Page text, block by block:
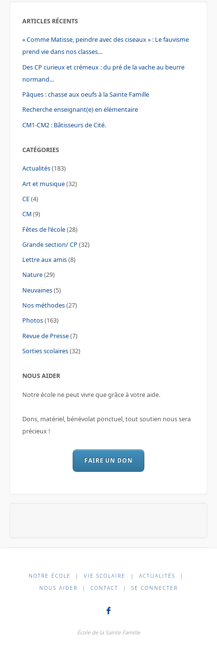
ARTICLES RÉCENTS
« Comme Matisse, peindre avec des ciseaux » : Le fauvisme
prend vie dans nos classes…
Des CP curieux et crémeux : du pré de la vache au beurre
normand…
Pâques : chasse aux oeufs à la Sainte Famille
Recherche enseignant(e) en élémentaire
CM1-CM2 : Bâtisseurs de Cité.
CATÉGORIES
Actualités(183)
Art et musique(32)
CE(4)
CM(9)
Fêtes de l'école(28)
Grande section/ CP (32)
Lettre aux amis(8)
Nature(29)
Neuvaines(5)
Nos méthodes(27)
Photos(163)
Revue de Presse(7)
Sorties scolaires(32)
NOUS AIDER
Notre école ne peut vivre que grâce à votre aide.
Dons, matériel, bénévolat ponctuel, tout soutien nous sera
précieux !
FAIRE UN DON
NOTRE ÉCOLE | VIE SCOLAIRE | ACTUALITÉS
|
NOUS AIDER
| CONTACT | SE CONNECTER
École de la Sainte Famille